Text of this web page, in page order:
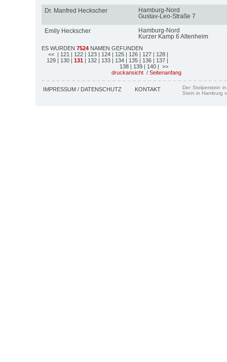
Dr. Manfred Heckscher
Hamburg-Nord
Gustav-Leo-Straße 7
Emily Heckscher
Hamburg-Nord
Kurzer Kamp 6 Altenheim
ES WURDEN 7524 NAMEN GEFUNDEN
<< | 121 | 122 | 123 | 124 | 125 | 126 | 127 | 128 |
129 | 130 | 131 | 132 | 133 | 134 | 135 | 136 | 137 |
138 | 139 | 140 | >>
druckansicht / Seitenanfang
IMPRESSUM / DATENSCHUTZ KONTAKT
Der Stolperstein
Stein in Hamburg